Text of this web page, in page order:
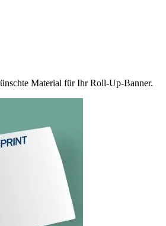
Material für Ihr Roll-Up-Banner.